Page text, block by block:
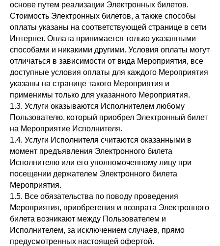
основе путем реализации Электронных билетов.
Стоимость Электронных билетов, а также способы
оплаты указаны на соответствующей странице в сети
Интернет. Оплата принимается только указанными
способами и никакими другими. Условия оплаты могут
отличаться в зависимости от вида Мероприятия, все
доступные условия оплаты для каждого Мероприятия
указаны на странице такого Мероприятия и
применимы только для указанного Мероприятия.
1.3. Услуги оказываются Исполнителем любому
Пользователю, который приобрел Электронный билет
на Мероприятие Исполнителя.
1.4. Услуги Исполнителя считаются оказанными в
момент предъявления Электронного билета
Исполнителю или его уполномоченному лицу при
посещении держателем Электронного билета
Мероприятия.
1.5. Все обязательства по поводу проведения
Мероприятия, приобретения и возврата Электронного
билета возникают между Пользователем и
Исполнителем, за исключением случаев, прямо
предусмотренных настоящей офертой.